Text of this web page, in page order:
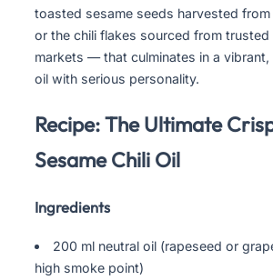
toasted sesame seeds harvested from
or the chili flakes sourced from trusted
markets — that culminates in a vibrant,
oil with serious personality.
Recipe: The Ultimate
Sesame Chili Oil
Ingredients
200 ml neutral oil (rapeseed or
high smoke point)